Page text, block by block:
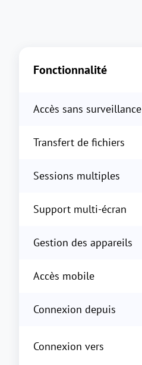
Fonctionnalité
Accès sans surveillance
Transfert de fichiers
Sessions multiples
Support multi-écran
Gestion des appareils
Accès mobile
Connexion depuis
Connexion vers